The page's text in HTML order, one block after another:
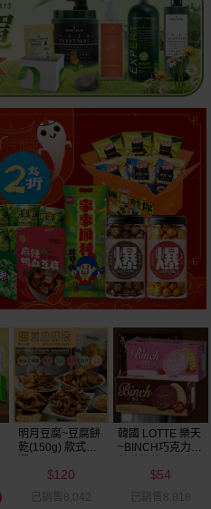
韓國 好麗友~ 好
多魚餅乾(30g) 款
$20
已銷售2.7萬
韓國 海太~ 辣炒
年糕餅乾(103g)
$39
已銷售9.7萬